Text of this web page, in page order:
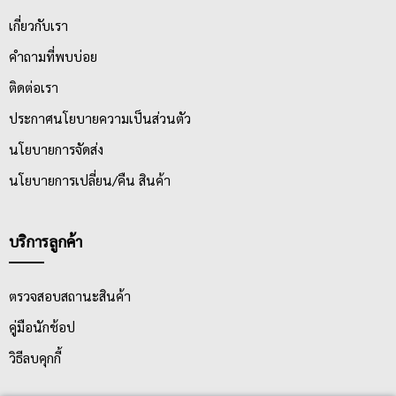
เกี่ยวกับเรา
คำถามที่พบบ่อย
ติดต่อเรา
ประกาศนโยบายความเป็นส่วนตัว
นโยบายการจัดส่ง
นโยบายการเปลี่ยน/คืน สินค้า
บริการลูกค้า
ตรวจสอบสถานะสินค้า
คู่มือนักช้อป
วิธีลบคุกกี้